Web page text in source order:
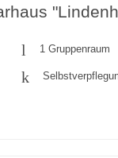
1 Gruppenraum